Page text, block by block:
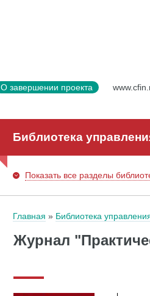
О завершении проекта
Библиотека
Показать все разделы
Главная Библиотека
Журнал